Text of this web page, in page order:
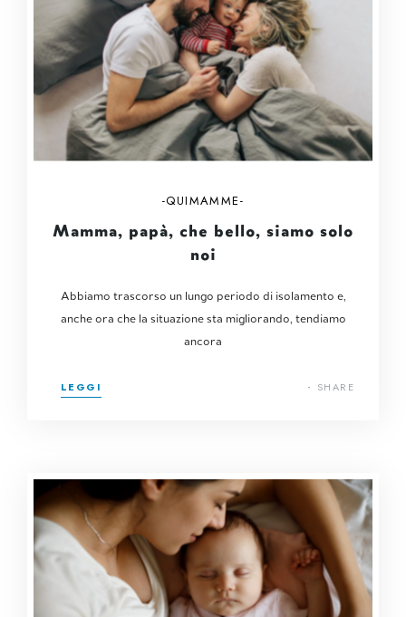
QUIMAMME
Mamma, papà, che bello, siamo solo
noi
Abbiamo trascorso un lungo periodo di isolamento e,
anche ora che la situazione sta migliorando, tendiamo
ancora
LEGGI SHARE